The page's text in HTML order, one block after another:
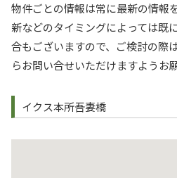
物件ごとの情報は常に最新の情報
新などのタイミングによっては既
合もございますので、ご検討の際
らお問い合せいただけますようお
イクス本所吾妻橋